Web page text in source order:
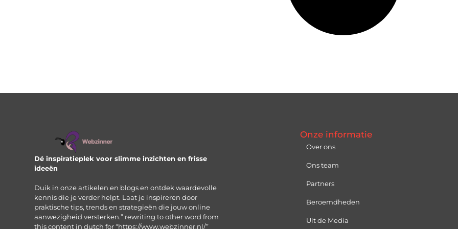
Dé inspiratieplek voor slimme inzichten en frisse
ideeën
Duik in onze artikelen en blogs en ontdek waardevolle
kennis die je verder helpt. Laat je inspireren door
praktische tips, trends en strategieën die jouw online
aanwezigheid versterken.” rewriting to other word from
this content in dutch for “https://www.webzinner.nl/”
Onze informatie
Over ons
Ons team
Partners
Beroemdheden
Uit de Media